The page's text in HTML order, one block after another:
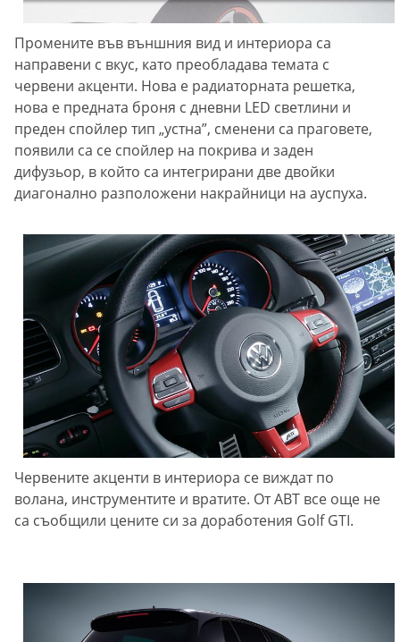
Промените във външния вид и интериора са
направени с вкус, като преобладава темата с
червени акценти. Нова е радиаторната решетка,
нова е предната броня с дневни LED светлини и
преден спойлер тип „устна”, сменени са праговете,
появили са се спойлер на покрива и заден
дифузьор, в който са интегрирани две двойки
диагонално разположени накрайници на ауспуха.
Червените акценти в интериора се виждат по
волана, инструментите и вратите. От ABT все още не
са съобщили цените си за доработения Golf GTI.